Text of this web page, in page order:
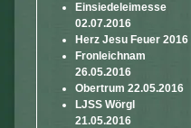
Einsiedeleimesse
02.07.2016
Herz Jesu Feuer 2016
Fronleichnam
26.05.2016
Obertrum 22.05.2016
LJSS Wörgl
21.05.2016